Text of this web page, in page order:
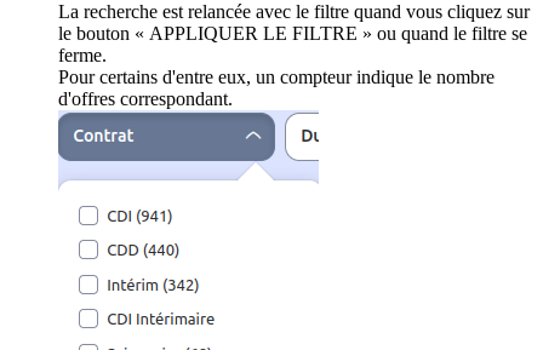
La recherche est relancée avec le filtre quand vous cliquez sur
le bouton « APPLIQUER LE FILTRE » ou quand le filtre se
ferme.
Pour certains d'entre eux, un compteur indique le nombre
d'offres correspondant.